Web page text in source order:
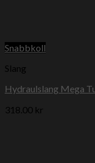
Snabbkoll
Slang
Hydraulslang Mega
318.00 kr